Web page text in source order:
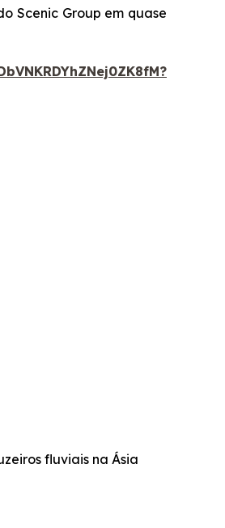
Scenic Group em quase
fluviais na Ásia